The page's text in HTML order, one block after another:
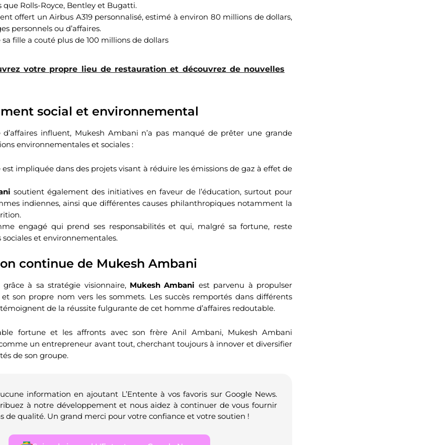
que Rolls-Royce, Bentley et Bugatti.
offert un Airbus A319 personnalisé, estimé à environ 80 millions de dollars,
personnels ou d’affaires.
fille a couté plus de 100 millions de dollars
votre propre lieu de restauration et découvrez de nouvelles
social et environnemental
influent, Mukesh Ambani n’a pas manqué de prêter une grande
environnementales et sociales :
est impliquée dans des projets visant à réduire les émissions de gaz à effet de
soutient également des initiatives en faveur de l’éducation, surtout pour
indiennes, ainsi que différentes causes philanthropiques notamment la
engagé qui prend ses responsabilités et qui, malgré sa fortune, reste
sociales et environnementales.
continue de Mukesh Ambani
à sa stratégie visionnaire, Mukesh Ambani est parvenu à propulser
son propre nom vers les sommets. Les succès remportés dans différents
de la réussite fulgurante de cet homme d’affaires redoutable.
fortune et les affronts avec son frère Anil Ambani, Mukesh Ambani
un entrepreneur avant tout, cherchant toujours à innover et diversifier
de son groupe.
information en ajoutant L’Entente à vos favoris sur Google News.
à notre développement et nous aidez à continuer de vous fournir
de qualité. Un grand merci pour votre confiance et votre soutien !